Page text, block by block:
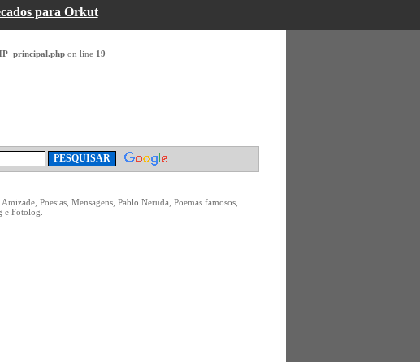
para Orkut
on line 19
Poesias, Mensagens, Pablo Neruda, Poemas famosos,
e Fotolog.